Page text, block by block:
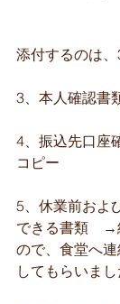
添付するのは、
3、本人確認書
4、振込先口座
コピー
5、休業前およ
できる書類　→
ので、食堂へ
してもらいまし